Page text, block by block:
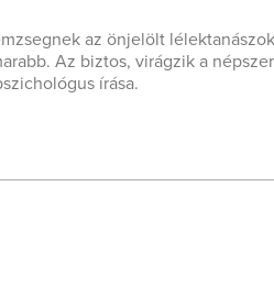
az önjelölt
Az biztos, virágzik a
írása.